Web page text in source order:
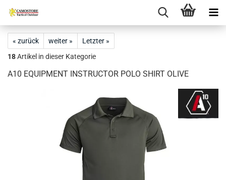
« zurück weiter »
Letzter »
18Artikel in dieser Kategorie
A10 EQUIPMENT INSTRUCTOR POLO SHIRT OLIVE